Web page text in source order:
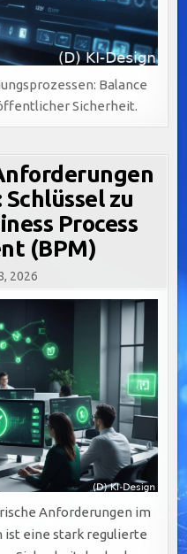
Balance
Sicherheit.
zu
Process
(BPM)
2026
Anforderungen im
ist eine stark regulierte